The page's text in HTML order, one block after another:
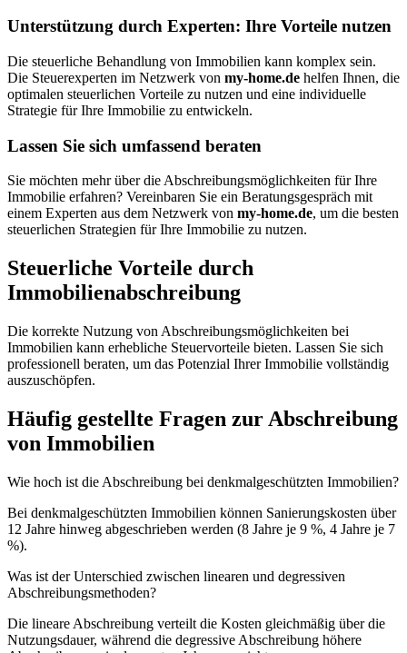
Unterstützung durch Experten: Ihre Vorteile nutzen
Die steuerliche Behandlung von Immobilien kann komplex sein.
Die Steuerexperten im Netzwerk von my-home.de helfen Ihnen, die
optimalen steuerlichen Vorteile zu nutzen und eine individuelle
Strategie für Ihre Immobilie zu entwickeln.
Lassen Sie sich umfassend beraten
Sie möchten mehr über die Abschreibungsmöglichkeiten für Ihre
Immobilie erfahren? Vereinbaren Sie ein Beratungsgespräch mit
einem Experten aus dem Netzwerk von my-home.de, um die besten
steuerlichen Strategien für Ihre Immobilie zu nutzen.
Steuerliche Vorteile durch
Immobilienabschreibung
Die korrekte Nutzung von Abschreibungsmöglichkeiten bei
Immobilien kann erhebliche Steuervorteile bieten. Lassen Sie sich
professionell beraten, um das Potenzial Ihrer Immobilie vollständig
auszuschöpfen.
Häufig gestellte Fragen zur Abschreibung
von Immobilien
Wie hoch ist die Abschreibung bei denkmalgeschützten Immobilien?
Bei denkmalgeschützten Immobilien können Sanierungskosten über
12 Jahre hinweg abgeschrieben werden (8 Jahre je 9 %, 4 Jahre je 7
%).
Was ist der Unterschied zwischen linearen und degressiven
Abschreibungsmethoden?
Die lineare Abschreibung verteilt die Kosten gleichmäßig über die
Nutzungsdauer, während die degressive Abschreibung höhere